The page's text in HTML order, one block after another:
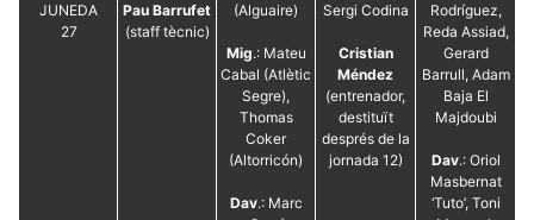
JUNEDA
27
Pau Barrufet
(staff tècnic)
(Alguaire)
Mig.: Mateu
Cabal (Atlètic
Segre),
Thomas
Coker
(Altorricón)
Dav.: Marc
Sergi Codina
Cristian
Méndez
(entrenador,
destituït
després de la
jornada 12)
Rodríguez,
Reda Assiad,
Gerard
Barrull, Adam
Baja El
Majdoubi
Dav.: Oriol
Masbernat
‘Tuto’, Toni